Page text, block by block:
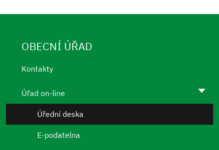
OBECNÍ ÚŘAD
Kontakty
Úřad on-line
Úřední deska
E-podatelna